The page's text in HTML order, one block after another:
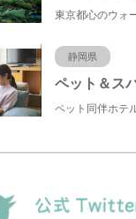
静岡県